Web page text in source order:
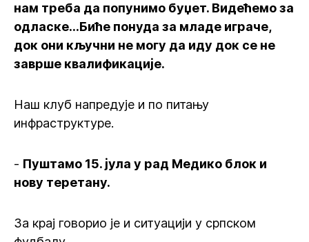
нам треба да попунимо буџет. Видећемо за
одласке...Биће понуда за младе играче,
док они кључни не могу да иду док се не
заврше квалификације.
Наш клуб напредује и по питању
инфраструктуре.
- Пуштамо 15. јула у рад Медико блок и
нову теретану.
За крај говорио је и ситуацији у српском